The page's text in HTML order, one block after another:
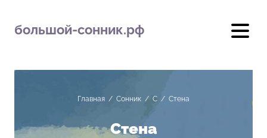
большой-сонник.рф
Главная / Сонник / С / Стена
Стена